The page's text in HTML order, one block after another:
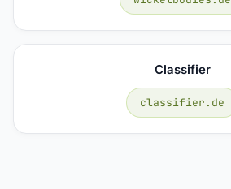
Classifier
classifier.de